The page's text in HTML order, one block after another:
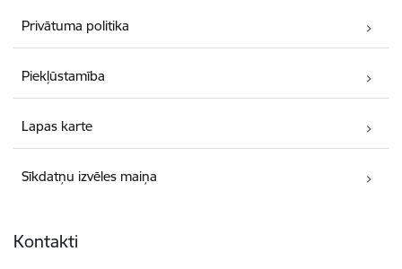
Privātuma politika
Piekļūstamība
Lapas karte
Sīkdatņu izvēles maiņa
Kontakti